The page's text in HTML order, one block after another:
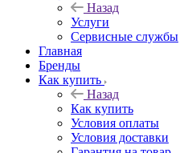
Назад
Услуги
Сервисные службы
Главная
Бренды
Как купить
Назад
Как купить
Условия оплаты
Условия доставки